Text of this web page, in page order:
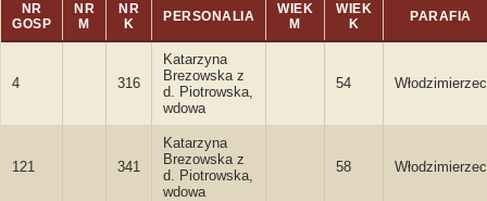
NR
GOSP
NR
M
NR
K
PERSONALIA
WIEK
M
WIEK
K
PARAFIA
4 316
Katarzyna
Brezowska z
d. Piotrowska,
wdowa
54 Włodzimierzec
121 341
Katarzyna
Brezowska z
d. Piotrowska,
wdowa
58 Włodzimierzec